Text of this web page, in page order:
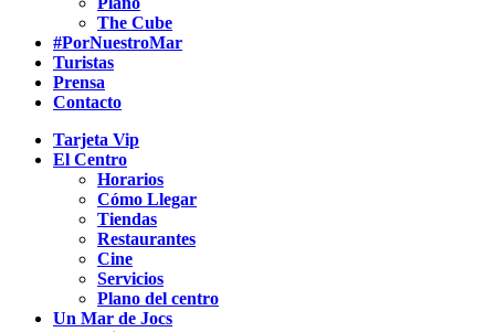
The Cube
#PorNuestroMar
Turistas
Prensa
Contacto
Tarjeta Vip
El Centro
Horarios
Cómo Llegar
Tiendas
Restaurantes
Cine
Servicios
Plano del centro
Un Mar de Jocs